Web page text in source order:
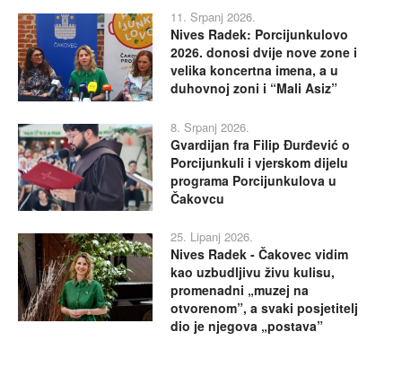
11. Srpanj 2026.
Nives Radek: Porcijunkulovo
2026. donosi dvije nove zone i
velika koncertna imena, a u
duhovnoj zoni i “Mali Asiz”
8. Srpanj 2026.
Gvardijan fra Filip Đurđević o
Porcijunkuli i vjerskom dijelu
programa Porcijunkulova u
Čakovcu
25. Lipanj 2026.
Nives Radek - Čakovec vidim
kao uzbudljivu živu kulisu,
promenadni „muzej na
otvorenom”, a svaki posjetitelj
dio je njegova „postava”